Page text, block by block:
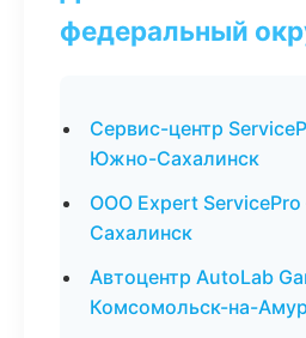
федеральный
Сервис-центр
Южно-Сахалинск
ООО Expert
Сахалинск
Автоцентр AutoLab
Комсомольск-на-